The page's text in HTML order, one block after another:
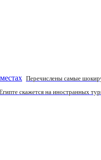
Перечислены самые
скажется на иностранных